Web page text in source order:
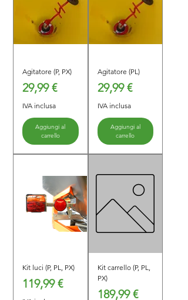
Agitatore (P, PX)
Prezzo
29,99 €
IVA inclusa
Aggiungi al
carrello
Agitatore (PL)
Prezzo
29,99 €
IVA inclusa
Aggiungi al
carrello
Kit luci (P, PL, PX)
Prezzo
119,99 €
Kit carrello (P, PL,
PX)
Prezzo
189,99 €